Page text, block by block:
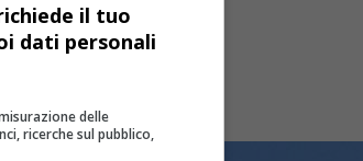
il tuo
dati personali
delle
ricerche sul pubblico,